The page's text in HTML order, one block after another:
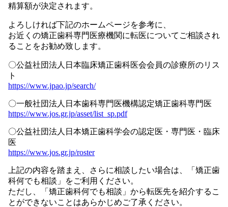
精算額が決定されます。
よろしければ下記のホームページを参考に、
お近くの矯正歯科専門医療機関に転医についてご相談され
ることをお勧め致します。
〇公益社団法人日本臨床矯正歯科医会会員の診療所のリス
ト
https://www.jpao.jp/search/
〇一般社団法人日本歯科専門医機構認定矯正歯科専門医
https://www.jos.gr.jp/asset/list_sp.pdf
〇公益社団法人日本矯正歯科学会の認定医・専門医・臨床
医
https://www.jos.gr.jp/roster
上記の内容を踏まえ、さらに相談したい場合は、「矯正歯
科何でも相談」をご利用ください。
ただし、「矯正歯科何でも相談」から転医先を紹介するこ
とができないことはあらかじめご了承ください。